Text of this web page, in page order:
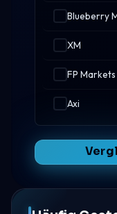
Blueberry
XM
FP Markets
Axi